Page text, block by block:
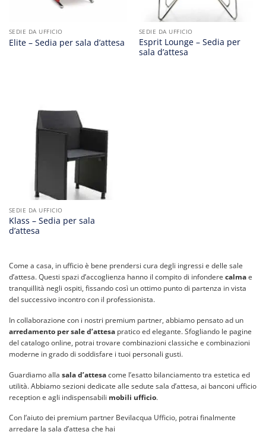
SEDIE DA UFFICIO
Elite – Sedia per sala d’attesa
SEDIE DA UFFICIO
Esprit Lounge – Sedia per
sala d’attesa
SEDIE DA UFFICIO
Klass – Sedia per sala
d’attesa
Come a casa, in ufficio è bene prendersi cura degli ingressi e delle sale
d’attesa. Questi spazi d’accoglienza hanno il compito di infondere calmae
tranquillità negli ospiti, fissando così un ottimo punto di partenza in vista
del successivo incontro con il professionista.
In collaborazione con i nostri premium partner, abbiamo pensato ad un
arredamento per sale d’attesa pratico ed elegante. Sfogliando le pagine
del catalogo online, potrai trovare combinazioni classiche e combinazioni
moderne in grado di soddisfare i tuoi personali gusti.
Guardiamo alla sala d’attesacome l’esatto bilanciamento tra estetica ed
utilità. Abbiamo sezioni dedicate alle sedute sala d’attesa, ai banconi ufficio
reception e agli indispensabili mobili ufficio.
Con l’aiuto dei premium partner Bevilacqua Ufficio, potrai finalmente
arredare la sala d’attesa che hai